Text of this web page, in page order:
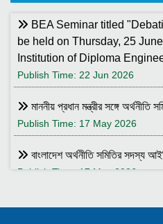
BEA Seminar titled
be held on Thursday, 25
Institution of Diploma
Publish Time: 22 Jun 2026
মাননীয় প্রধান মন্ত্রীর সঙ্গে অর্থনীতি
Publish Time: 17 May 2026
বাংলাদেশ অর্থনীতি সমিতির সদস্য
Publish Time: 17 May 2026